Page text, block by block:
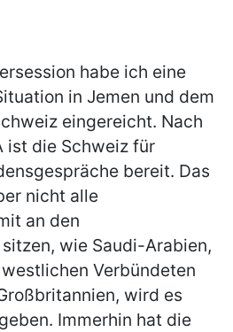
habe ich eine
in Jemen und dem
eingereicht. Nach
ist die Schweiz für
bereit. Das
nicht alle
an den
wie Saudi-Arabien,
Verbündeten
wird es
Immerhin hat die